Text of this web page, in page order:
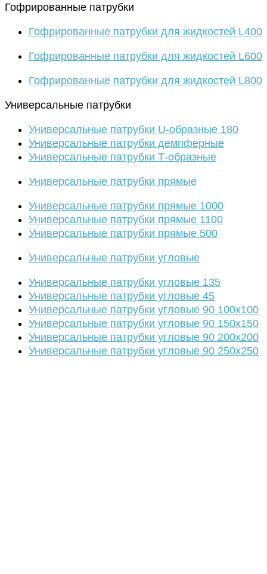
Гофрированные патрубки
Гофрированные патрубки для жидкостей L400
Гофрированные патрубки для жидкостей L600
Гофрированные патрубки для жидкостей L800
Универсальные патрубки
Универсальные патрубки U-образные 180
Универсальные патрубки демпферные
Универсальные патрубки Т-образные
Универсальные патрубки прямые
Универсальные патрубки прямые 1000
Универсальные патрубки прямые 1100
Универсальные патрубки прямые 500
Универсальные патрубки угловые
Универсальные патрубки угловые 135
Универсальные патрубки угловые 45
Универсальные патрубки угловые 90 100х100
Универсальные патрубки угловые 90 150х150
Универсальные патрубки угловые 90 200х200
Универсальные патрубки угловые 90 250х250